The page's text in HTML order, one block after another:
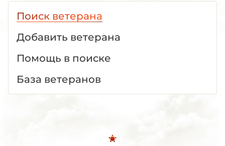
Поиск ветерана
Добавить ветерана
Помощь в поиске
База ветеранов